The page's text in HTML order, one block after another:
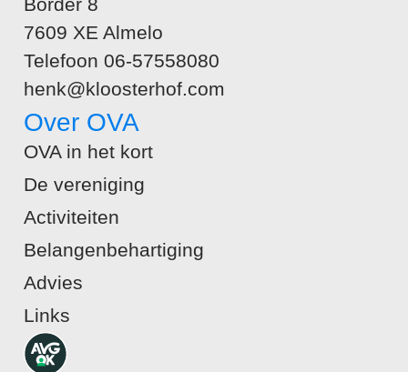
7609 XE Almelo
Telefoon 06-57558080
henk@kloosterhof.com
Over OVA
OVA in het kort
De vereniging
Activiteiten
Belangenbehartiging
Advies
Links